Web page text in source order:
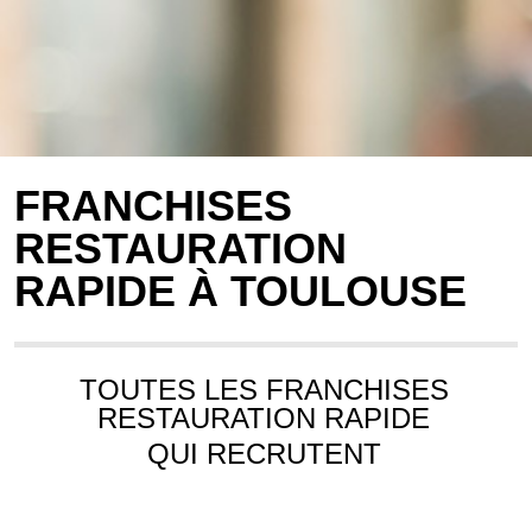
FRANCHISES
RESTAURATION
RAPIDE À TOULOUSE
TOUTES LES FRANCHISES
RESTAURATION RAPIDE
QUI RECRUTENT